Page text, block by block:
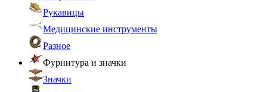
Рукавицы
Медицинские инструменты
Разное
Фурнитура и значки
Значки